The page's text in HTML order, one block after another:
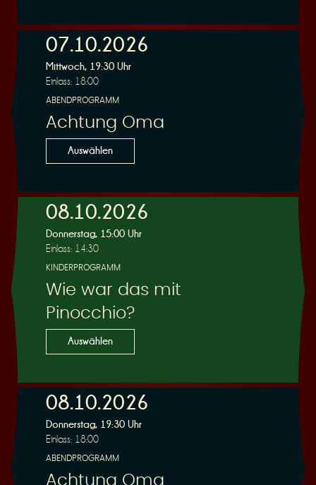
v
i
e
r
u
07.10.2026
Mittwoch, 19:30 Uhr
Einlass: 18:00
ABENDPROGRAMM
Achtung Oma
Auswählen
08.10.2026
Donnerstag, 15:00 Uhr
Einlass: 14:30
KINDERPROGRAMM
Wie war das mit
Pinocchio?
Auswählen
08.10.2026
Donnerstag, 19:30 Uhr
Einlass: 18:00
ABENDPROGRAMM
Achtung Oma